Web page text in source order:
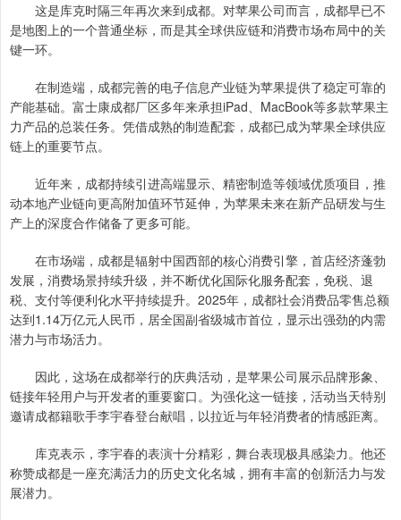
这是库克时隔三年再次来到成都。对苹果公司而言，成都早已不
是地图上的一个普通坐标，而是其全球供应链和消费市场布局中的关
键一环。
在制造端，成都完善的电子信息产业链为苹果提供了稳定可靠的
产能基础。富士康成都厂区多年来承担iPad、MacBook等多款苹果主
力产品的总装任务。凭借成熟的制造配套，成都已成为苹果全球供应
链上的重要节点。
近年来，成都持续引进高端显示、精密制造等领域优质项目，推
动本地产业链向更高附加值环节延伸，为苹果未来在新产品研发与生
产上的深度合作储备了更多可能。
在市场端，成都是辐射中国西部的核心消费引擎，首店经济蓬勃
发展，消费场景持续升级，并不断优化国际化服务配套，免税、退
税、支付等便利化水平持续提升。2025年，成都社会消费品零售总额
达到1.14万亿元人民币，居全国副省级城市首位，显示出强劲的内需
潜力与市场活力。
因此，这场在成都举行的庆典活动，是苹果公司展示品牌形象、
链接年轻用户与开发者的重要窗口。为强化这一链接，活动当天特别
邀请成都籍歌手李宇春登台献唱，以拉近与年轻消费者的情感距离。
库克表示，李宇春的表演十分精彩，舞台表现极具感染力。他还
称赞成都是一座充满活力的历史文化名城，拥有丰富的创新活力与发
展潜力。